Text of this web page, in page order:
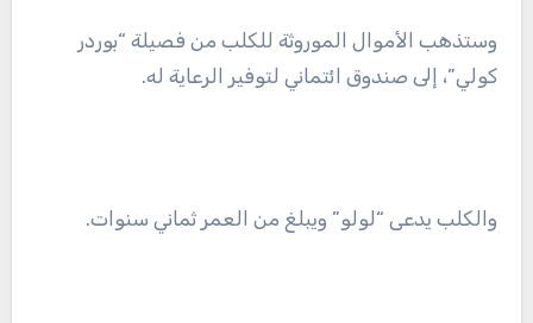
وستذهب الأموال الموروثة للكلب من فصيلة “بوردر
كولي”، إلى صندوق ائتماني لتوفير الرعاية له.
والكلب يدعى “لولو” ويبلغ من العمر ثماني سنوات.